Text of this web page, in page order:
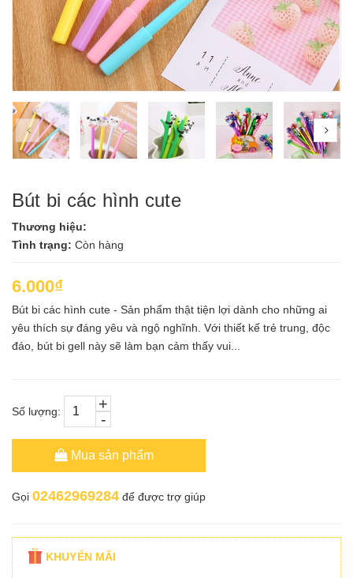
prev
Bút bi các hình cute
Thương hiệu:
Tình trạng: Còn hàng
6.000₫
Bút bi các hình cute - Sản phẩm thật tiện lợi dành cho những ai
yêu thích sự đáng yêu và ngộ nghĩnh. Với thiết kế trẻ trung, độc
đáo, bút bi gell này sẽ làm bạn cảm thấy vui...
Số lượng: -
+
Mua sản phẩm
Gọi 02462969284 để được trợ giúp
KHUYẾN MÃI